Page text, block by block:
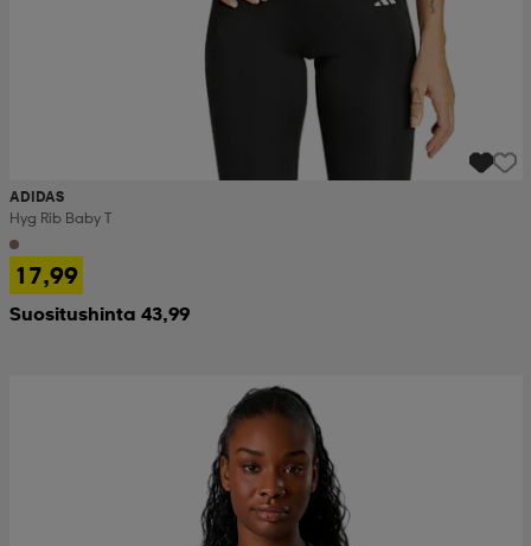
ADIDAS
Hyg Rib Baby T
17,99
Suositushinta 43,99